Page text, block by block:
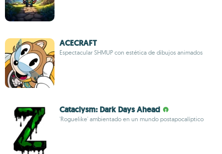
ACECRAFT
Espectacular SHMUP con estética de dibujos animados
Cataclysm: Dark Days Ahead
'Roguelike' ambientado en un mundo postapocalíptico